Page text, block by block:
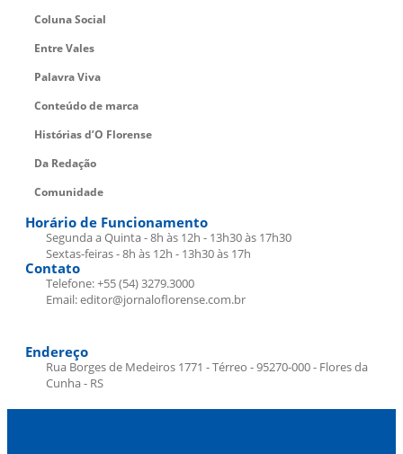
Coluna Social
Entre Vales
Palavra Viva
Conteúdo de marca
Histórias d’O Florense
Da Redação
Comunidade
Horário de Funcionamento
Segunda a Quinta - 8h às 12h - 13h30 às 17h30
Sextas-feiras - 8h às 12h - 13h30 às 17h
Contato
Telefone: +55 (54) 3279.3000
Email: editor@jornaloflorense.com.br
Endereço
Rua Borges de Medeiros 1771 - Térreo - 95270-000 - Flores da
Cunha - RS